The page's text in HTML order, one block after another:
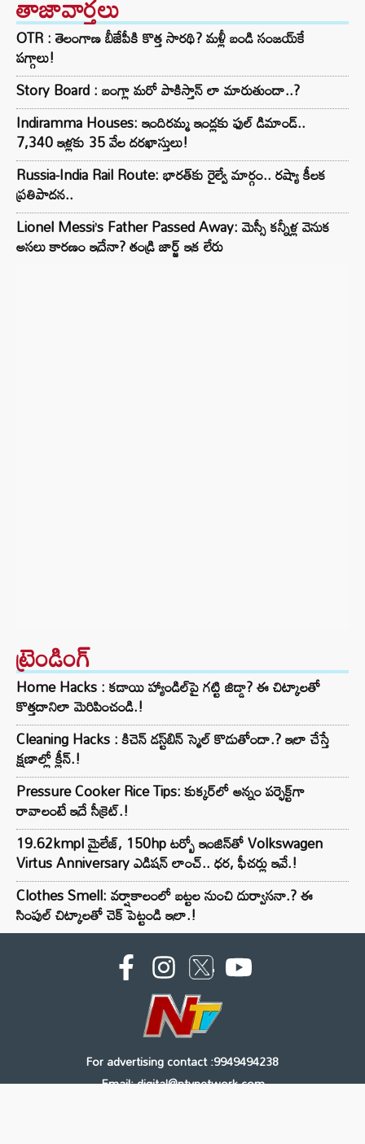
OTR : తెలంగాణ బీజేపీకి కొత్త సారథి? మళ్లీ బండి సంజయ్‌కే
పగ్గాలు!
Story Board : బంగ్లా మరో పాకిస్తాన్ లా మారుతుందా..?
Indiramma Houses: ఇందిరమ్మ ఇండ్లకు ఫుల్ డిమాండ్..
7,340 ఇళ్లకు 35 వేల దరఖాస్తులు!
Russia-India Rail Route: భారత్‌కు రైల్వే మార్గం.. రష్యా కీలక
ప్రతిపాదన..
Lionel Messi’s Father Passed Away: మెస్సీ కన్నీళ్ల వెనుక
అసలు కారణం ఇదేనా? తండ్రి జార్జ్ ఇక లేరు
ట్రెండింగ్‌
Home Hacks : కడాయి హ్యాండిల్‌పై గట్టి జిడ్డా? ఈ చిట్కాలతో
కొత్తదానిలా మెరిపించండి.!
Cleaning Hacks : కిచెన్ డస్ట్‌బిన్ స్మెల్ కొడుతోందా.? ఇలా చేస్తే
క్షణాల్లో క్లీన్.!
Pressure Cooker Rice Tips: కుక్కర్‌లో అన్నం పర్ఫెక్ట్‌గా
రావాలంటే ఇదే సీక్రెట్.!
19.62kmpl మైలేజ్, 150hp టర్బో ఇంజిన్‌తో Volkswagen
Virtus Anniversary ఎడిషన్ లాంచ్.. ధర, ఫీచర్లు ఇవే.!
Clothes Smell: వర్షాకాలంలో బట్టల నుంచి దుర్వాసనా.? ఈ
సింపుల్ చిట్కాలతో చెక్ పెట్టండి ఇలా.!
For advertising contact :9949494238
Email: digital@ntvnetwork.com